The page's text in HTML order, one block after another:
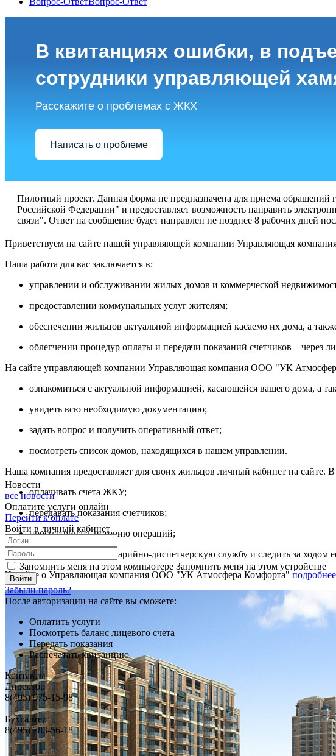
В квитанциях ошибки, в
сотрудники управляющей
Расскажите о проблемах с ЖКХ
Написать о проблеме
Пилотный проект. Данная форма не предназначена для приема
Российской Федерации" и предоставляет возможность направить
связи". Ответ на сообщение будет направлен не позднее 8 рабочих дней
Приветствуем на сайте нашей управляющей компании Управляющая
Наша работа для вас заключается в:
управлении и обслуживании жилых домов и коммерческой
предоставлении коммунальных услуг жителям;
обеспечении жильцов актуальной информацией касаемо их дома, а
облегчении процедур оплаты и передачи показаний счетчиков – через
На сайте управляющей компании Управляющая компания ООО "УК
ознакомиться с актуальной информацией, касающейся вашего дома, а
увидеть всю необходимую документацию;
задать вопрос и получить оперативный ответ;
посмотреть список домов, находящихся в нашем управлении.
Наша компания предоставляет для своих жильцов личный кабинет на сайте.
оплачивать счета ЖКУ;
передавать показания счетчиков;
просматривать историю операций;
оставлять заявки в аварийно-диспетчерскую службу и следить за ходом
Читайте о Управляющая компания ООО "УК Атмосфера Комфорта" подробнее
Новости
все новости
Оплатите услуги онлайн
Перейти к оплате
Войти в личный кабинет
Запомнить меня на этом компьютере Запомнить меня на этом устройстве
Забыли пароль?
После авторизации на сайте вы сможете:
Оплатить услуги
Посмотреть баланс лицевого счета
Передать показания
Распечатать квитанцию
Контакты
Директор
8(495) 975-15-98
Бухгалтер
8(495) 783-56-18